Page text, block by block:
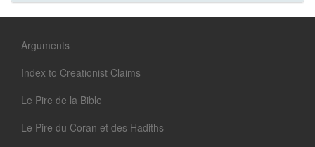
Arguments
Index to Creationist Claims
Le Pire de la Bible
Le Pire du Coran et des Hadiths